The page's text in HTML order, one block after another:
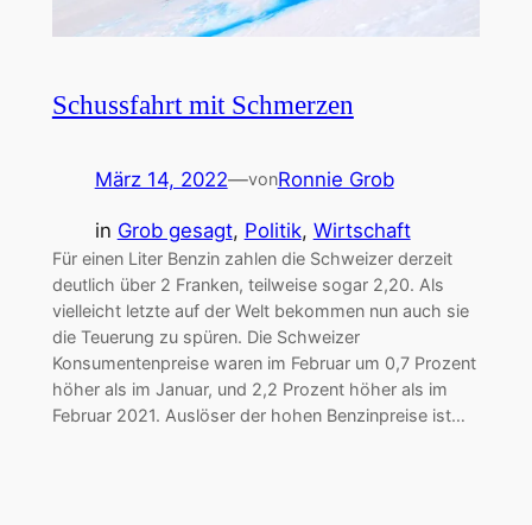
Schussfahrt mit Schmerzen
März 14, 2022—vonRonnie Grob
in Grob gesagt, Politik, Wirtschaft
Für einen Liter Benzin zahlen die Schweizer derzeit
deutlich über 2 Franken, teilweise sogar 2,20. Als
vielleicht letzte auf der Welt bekommen nun auch sie
die Teuerung zu spüren. Die Schweizer
Konsumentenpreise waren im Februar um 0,7 Prozent
höher als im Januar, und 2,2 Prozent höher als im
Februar 2021. Auslöser der hohen Benzinpreise ist…